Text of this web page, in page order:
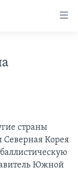
страны
Северная Корея
Южной